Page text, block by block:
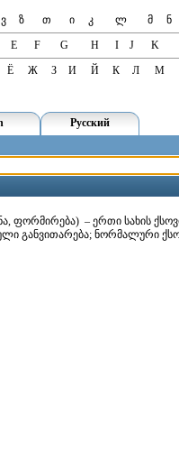
ვ ზ თ ი კ ლ მ
ნ
E F G H I J
K
Ё Ж З И Й К Л М
Русский
ფორმირება) – ერთი სახის
განვითარება; ნორმალური